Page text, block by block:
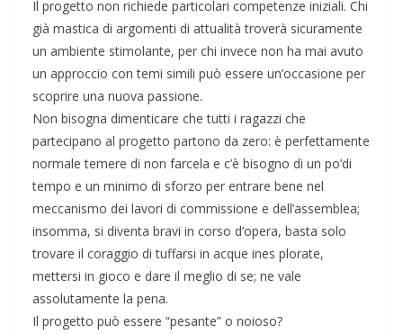
Il progetto non richiede particolari competenze iniziali. Chi
già mastica di argomenti di attualità troverà sicuramente
un ambiente stimolante, per chi invece non ha mai avuto
un approccio con temi simili può essere un’occasione per
scoprire una nuova passione.
Non bisogna dimenticare che tutti i ragazzi che
partecipano al progetto partono da zero: è perfettamente
normale temere di non farcela e c’è bisogno di un po’di
tempo e un minimo di sforzo per entrare bene nel
meccanismo dei lavori di commissione e dell’assemblea;
insomma, si diventa bravi in corso d’opera, basta solo
trovare il coraggio di tuffarsi in acque ines plorate,
mettersi in gioco e dare il meglio di se; ne vale
assolutamente la pena.
Il progetto può essere “pesante” o noioso?